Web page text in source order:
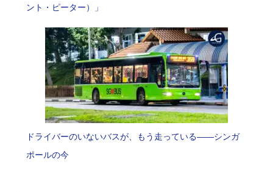
ント・ピーター）」
ドライバーのいないバスが、もう走っている――シンガ
ポールの今